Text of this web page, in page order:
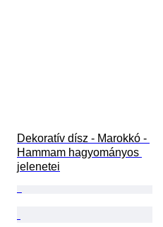
Dekoratív dísz - Marokkó -
Hammam hagyományos
jelenetei